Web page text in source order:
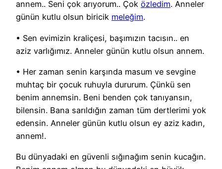
annem.. Seni çok arıyorum.. Çok özledim. Anneler
günün kutlu olsun biricik meleğim.
• Sen evimizin kraliçesi, başımızın tacısın.. en
aziz varlığımız. Anneler günün kutlu olsun annem.
• Her zaman senin karşında masum ve sevgine
muhtaç bir çocuk ruhuyla dururum. Çünkü sen
benim annemsin. Beni benden çok tanıyansın,
bilensin. Bana sarıldığın zaman tüm dertlerimi yok
edensin. Anneler günün kutlu olsun ey aziz kadın,
annem!.
Bu dünyadaki en güvenli sığınağım senin kucağın.